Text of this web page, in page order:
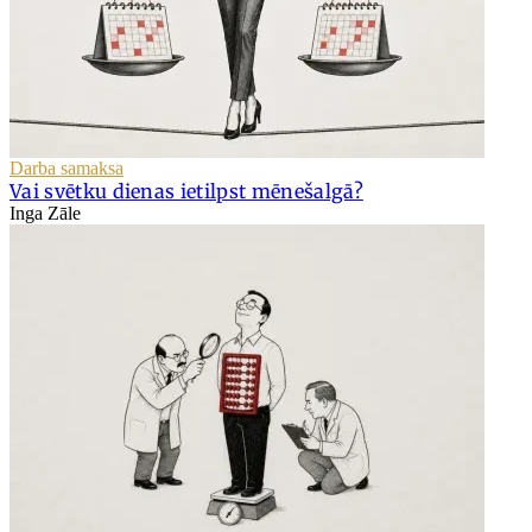
Darba samaksa
Vai svētku dienas ietilpst mēnešalgā?
Inga Zāle